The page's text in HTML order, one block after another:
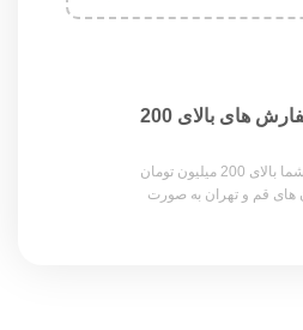
ارسال رایگان برای سفارش های بالای 200
چنان چه جمع صورت حساب شما بالای 200 میلیون تومان
های قم و تهران به صورت